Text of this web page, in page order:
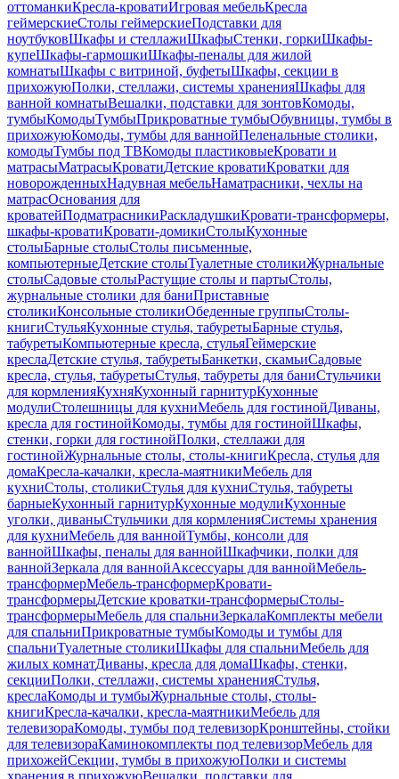
оттоманкиКресла-кроватиИгровая мебельКресла
геймерскиеСтолы геймерскиеПодставки для
ноутбуковШкафы и стеллажиШкафыСтенки, горкиШкафы-
купеШкафы-гармошкиШкафы-пеналы для жилой
комнатыШкафы с витриной, буфетыШкафы, секции в
прихожуюПолки, стеллажи, системы храненияШкафы для
ванной комнатыВешалки, подставки для зонтовКомоды,
тумбыКомодыТумбыПрикроватные тумбыОбувницы, тумбы в
прихожуюКомоды, тумбы для ваннойПеленальные столики,
комодыТумбы под ТВКомоды пластиковыеКровати и
матрасыМатрасыКроватиДетские кроватиКроватки для
новорожденныхНадувная мебельНаматрасники, чехлы на
матрасОснования для
кроватейПодматрасникиРаскладушкиКровати-трансформеры,
шкафы-кроватиКровати-домикиСтолыКухонные
столыБарные столыСтолы письменные,
компьютерныеДетские столыТуалетные столикиЖурнальные
столыСадовые столыРастущие столы и партыСтолы,
журнальные столики для баниПриставные
столикиКонсольные столикиОбеденные группыСтолы-
книгиСтульяКухонные стулья, табуретыБарные стулья,
табуретыКомпьютерные кресла, стульяГеймерские
креслаДетские стулья, табуретыБанкетки, скамьиСадовые
кресла, стулья, табуретыСтулья, табуреты для баниСтульчики
для кормленияКухняКухонный гарнитурКухонные
модулиСтолешницы для кухниМебель для гостинойДиваны,
кресла для гостинойКомоды, тумбы для гостинойШкафы,
стенки, горки для гостинойПолки, стеллажи для
гостинойЖурнальные столы, столы-книгиКресла, стулья для
домаКресла-качалки, кресла-маятникиМебель для
кухниСтолы, столикиСтулья для кухниСтулья, табуреты
барныеКухонный гарнитурКухонные модулиКухонные
уголки, диваныСтульчики для кормленияСистемы хранения
для кухниМебель для ваннойТумбы, консоли для
ваннойШкафы, пеналы для ваннойШкафчики, полки для
ваннойЗеркала для ваннойАксессуары для ваннойМебель-
трансформерМебель-трансформерКровати-
трансформерыДетские кроватки-трансформерыСтолы-
трансформерыМебель для спальниЗеркалаКомплекты мебели
для спальниПрикроватные тумбыКомоды и тумбы для
спальниТуалетные столикиШкафы для спальниМебель для
жилых комнатДиваны, кресла для домаШкафы, стенки,
секцииПолки, стеллажи, системы храненияСтулья,
креслаКомоды и тумбыЖурнальные столы, столы-
книгиКресла-качалки, кресла-маятникиМебель для
телевизораКомоды, тумбы под телевизорКронштейны, стойки
для телевизораКаминокомплекты под телевизорМебель для
прихожейСекции, тумбы в прихожуюПолки и системы
хранения в прихожуюВешалки, подставки для